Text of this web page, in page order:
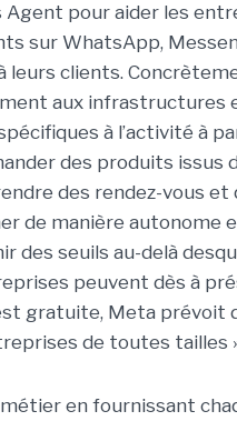
Agent pour aider les
sur WhatsApp,
clients.
aux infrastructures
à l’activité à
des produits issus
des rendez-vous et
de manière autonome
des seuils au-delà
peuvent dès à
gratuite, Meta prévoit
de toutes tailles
en fournissant